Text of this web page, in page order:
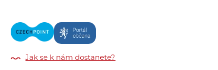
Jak se k nám dostanete?